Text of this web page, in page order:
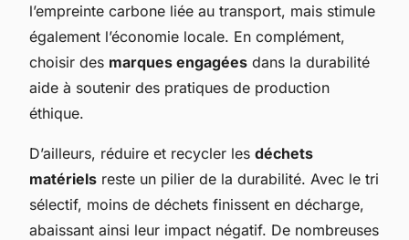
l’empreinte carbone liée au transport, mais stimule
également l’économie locale. En complément,
choisir des marques engagées dans la durabilité
aide à soutenir des pratiques de production
éthique.
D’ailleurs, réduire et recycler les déchets
matériels reste un pilier de la durabilité. Avec le tri
sélectif, moins de déchets finissent en décharge,
abaissant ainsi leur impact négatif. De nombreuses